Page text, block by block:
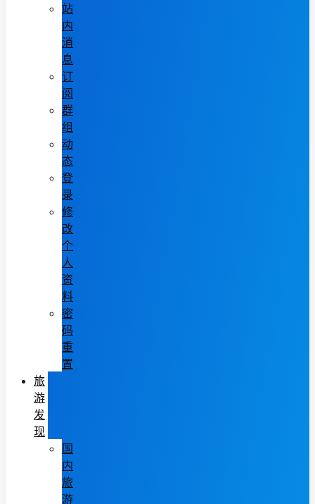
站
内
消
息
订
阅
群
组
动
态
登
录
修
改
个
人
资
料
密
码
重
置
旅
游
发
现
国
内
旅
游